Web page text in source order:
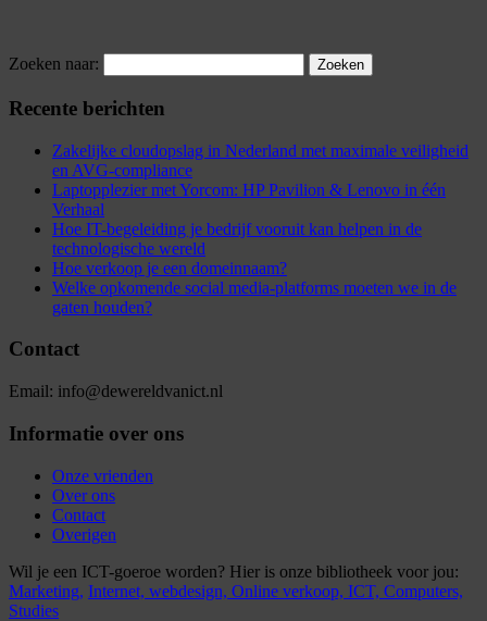
Zoeken naar:
Recente berichten
Zakelijke cloudopslag in Nederland met maximale veiligheid
en AVG-compliance
Laptopplezier met Yorcom: HP Pavilion & Lenovo in één
Verhaal
Hoe IT-begeleiding je bedrijf vooruit kan helpen in de
technologische wereld
Hoe verkoop je een domeinnaam?
Welke opkomende social media-platforms moeten we in de
gaten houden?
Contact
Email: info@dewereldvanict.nl
Informatie over ons
Onze vrienden
Over ons
Contact
Overigen
Wil je een ICT-goeroe worden? Hier is onze bibliotheek voor jou:
Marketing, Internet, webdesign, Online verkoop, ICT, Computers,
Studies